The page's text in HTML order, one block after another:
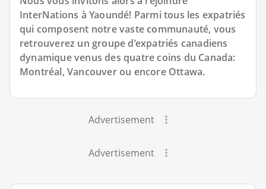
InterNations à Yaoundé! Parmi tous les expatriés
qui composent notre vaste communauté, vous
retrouverez un groupe d’expatriés canadiens
dynamique venus des quatre coins du Canada:
Montréal, Vancouver ou encore Ottawa.
Advertisement
Advertisement